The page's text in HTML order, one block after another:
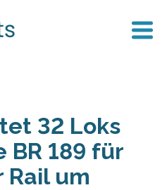
32 Loks
BR 189 für
Rail um